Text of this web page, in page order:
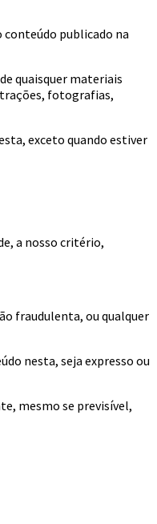
conteúdo publicado na
quaisquer materiais
fotografias,
exceto quando estiver
a nosso critério,
fraudulenta, ou qualquer
nesta, seja expresso ou
mesmo se previsível,